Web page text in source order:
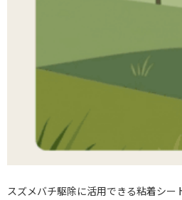
スズメバチ駆除に活用できる粘着シー